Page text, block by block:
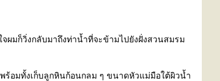
ผมก็วิ่งกลับมาถึงท่าน้ำที่จะข้ามไปยังฝั่งสวนสมรม
อมทั้งเก็บลูกหินก้อนกลม ๆ ขนาดหัวแม่มือใต้ผิวน้ำ